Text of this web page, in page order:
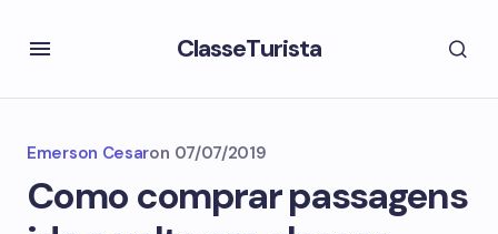
ClasseTurista
Emerson Cesaron 07/07/2019
Como comprar passagens